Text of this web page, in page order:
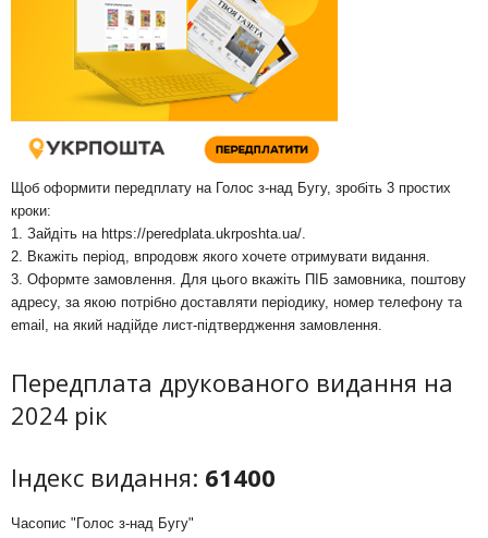
Щоб оформити передплату на Голос з-над Бугу, зробіть 3 простих
кроки:
1. Зайдіть на https://peredplata.ukrposhta.ua/
2. Вкажіть період, впродовж якого хочете отримувати видання.
3. Оформте замовлення. Для цього вкажіть ПІБ замовника, поштову
адресу, за якою потрібно доставляти періодику, номер телефону та
email, на який надійде лист-підтвердження замовлення.
Передплата друкованого видання на
2024 рік
Індекс видання: 61400
Часопис "Голос з-над Бугу"